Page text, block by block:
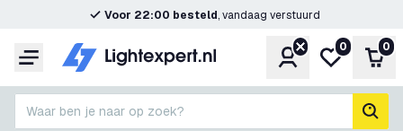
Voor 22:00 besteld, vandaag verstuurd
Menu Account
Mijn
0 0
Waar ben je naar op zoek?